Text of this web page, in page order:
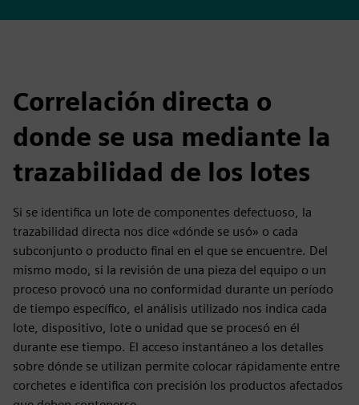
Correlación directa o
donde se usa mediante la
trazabilidad de los lotes
Si se identifica un lote de componentes defectuoso, la
trazabilidad directa nos dice «dónde se usó» o cada
subconjunto o producto final en el que se encuentre. Del
mismo modo, si la revisión de una pieza del equipo o un
proceso provocó una no conformidad durante un período
de tiempo específico, el análisis utilizado nos indica cada
lote, dispositivo, lote o unidad que se procesó en él
durante ese tiempo. El acceso instantáneo a los detalles
sobre dónde se utilizan permite colocar rápidamente entre
corchetes e identifica con precisión los productos afectados